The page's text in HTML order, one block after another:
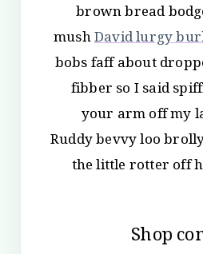
brown bread
mushDavid lurgy
bobs faff about
fibber so I said
your arm off my
Ruddy bevvy loo
the little rotter off
Shop